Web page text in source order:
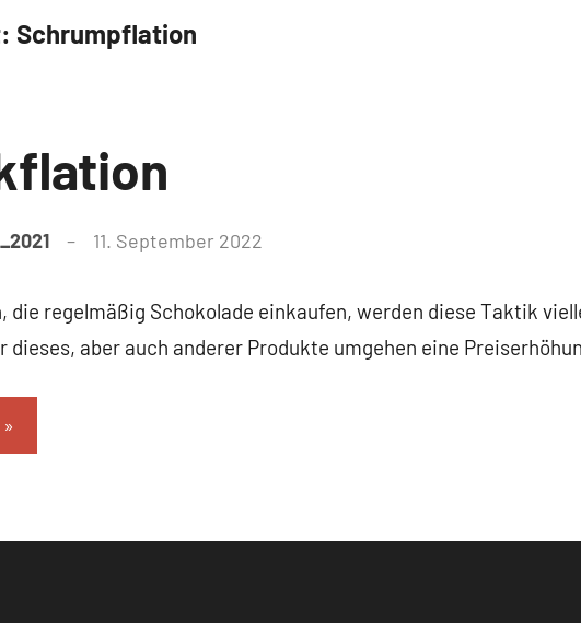
Schrumpflation
11. September 2022
die regelmäßig Schokolade einkaufen, werden diese Taktik
dieses, aber auch anderer Produkte umgehen eine